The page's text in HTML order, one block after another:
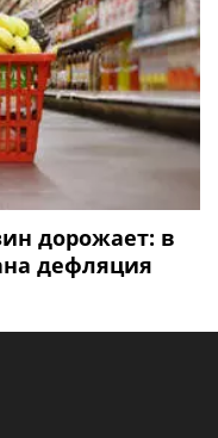
дорожает: в
дефляция